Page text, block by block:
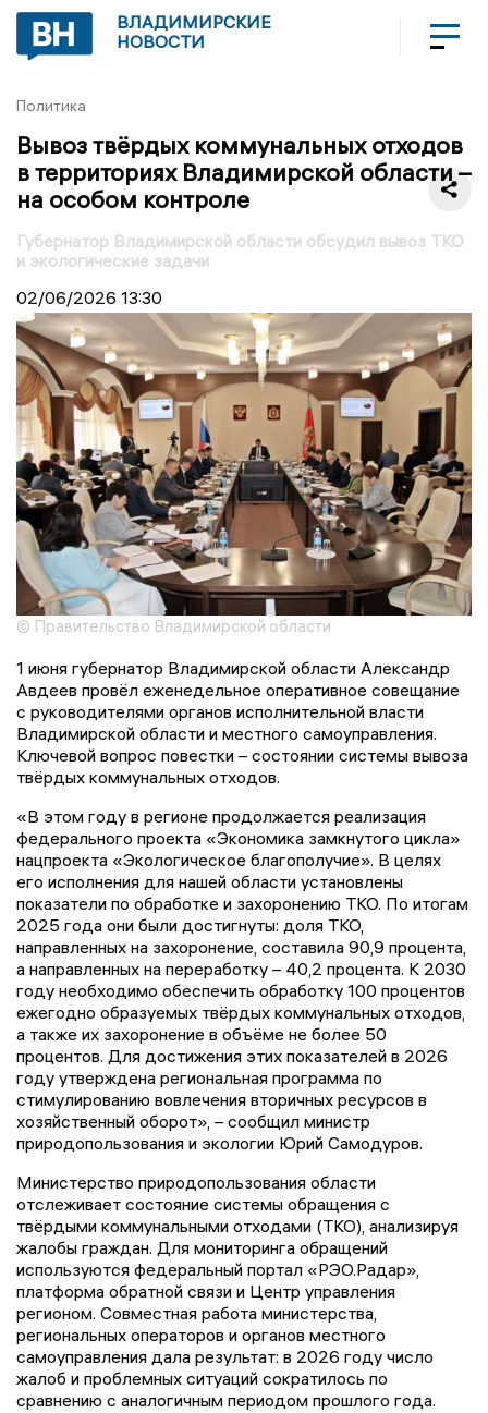
ВЛАДИМИРСКИЕ
НОВОСТИ
Политика
Вывоз твёрдых коммунальных отходов
в территориях Владимирской области –
на особом контроле
Губернатор Владимирской области обсудил вывоз ТКО
и экологические задачи
02/06/2026 13:30
© Правительство Владимирской области
1 июня губернатор Владимирской области Александр
Авдеев провёл еженедельное оперативное совещание
с руководителями органов исполнительной власти
Владимирской области и местного самоуправления.
Ключевой вопрос повестки – состоянии системы вывоза
твёрдых коммунальных отходов.
«В этом году в регионе продолжается реализация
федерального проекта «Экономика замкнутого цикла»
нацпроекта «Экологическое благополучие». В целях
его исполнения для нашей области установлены
показатели по обработке и захоронению ТКО. По итогам
2025 года они были достигнуты: доля ТКО,
направленных на захоронение, составила 90,9 процента,
а направленных на переработку – 40,2 процента. К 2030
году необходимо обеспечить обработку 100 процентов
ежегодно образуемых твёрдых коммунальных отходов,
а также их захоронение в объёме не более 50
процентов. Для достижения этих показателей в 2026
году утверждена региональная программа по
стимулированию вовлечения вторичных ресурсов в
хозяйственный оборот», – сообщил министр
природопользования и экологии Юрий Самодуров.
Министерство природопользования области
отслеживает состояние системы обращения с
твёрдыми коммунальными отходами (ТКО), анализируя
жалобы граждан. Для мониторинга обращений
используются федеральный портал «РЭО.Радар»,
платформа обратной связи и Центр управления
регионом. Совместная работа министерства,
региональных операторов и органов местного
самоуправления дала результат: в 2026 году число
жалоб и проблемных ситуаций сократилось по
сравнению с аналогичным периодом прошлого года.